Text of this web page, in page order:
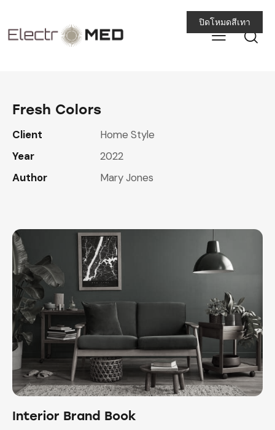
Fresh Colors
Client
Home Style
Year
2022
Author
Mary Jones
Interior Brand Book
ปิดโหมดสีเทา